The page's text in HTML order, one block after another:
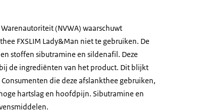
(NVWA) waarschuwt
FXSLIM Lady&Man niet te gebruiken. De
stoffen sibutramine en sildenafil. Deze
de ingrediënten van het product. Dit blijkt
die deze afslankthee gebruiken,
hartslag en hoofdpijn. Sibutramine en